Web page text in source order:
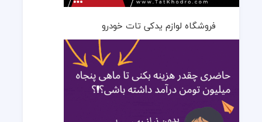
فروشگاه لوازم یدکی تات خودرو